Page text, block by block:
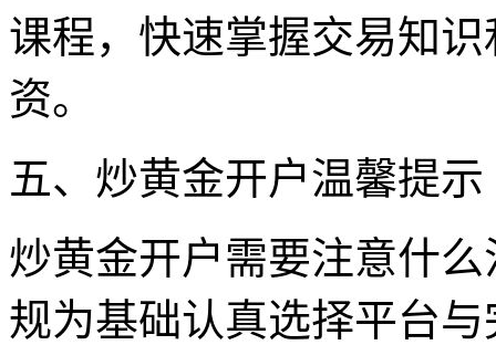
课程，快速掌握交易知
资。
五、炒黄金开户温馨提示
炒黄金开户需要注意什
规为基础认真选择平台